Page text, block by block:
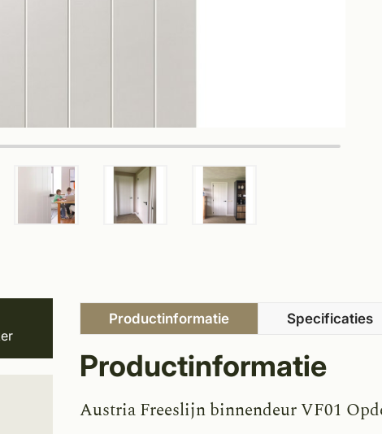
Productinformatie Specificaties
Productinformatie
Austria Freeslijn binnendeur VF01